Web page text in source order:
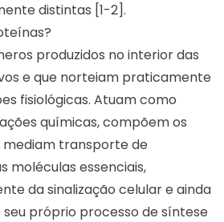
distintas [1-2].
produzidos no interior das
e que norteiam praticamente
fisiológicas. Atuam como
químicas, compõem os
mediam transporte de
moléculas essenciais,
da sinalização celular e ainda
próprio processo de síntese